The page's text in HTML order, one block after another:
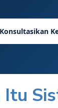
Konsultasikan